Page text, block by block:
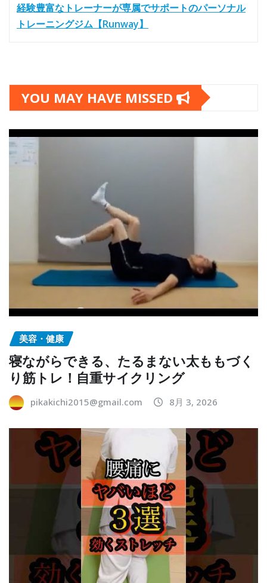
経験豊富なトレーナーが専属でサポートのパーソナル
トレーニングジム【Runway】
YOU MAY HAVE MISSED
美容・健康
寝ながらできる、たるまない太ももづく
り筋トレ！自重サイクリング
pikakichi2015@gmail.com 8月 3, 2026